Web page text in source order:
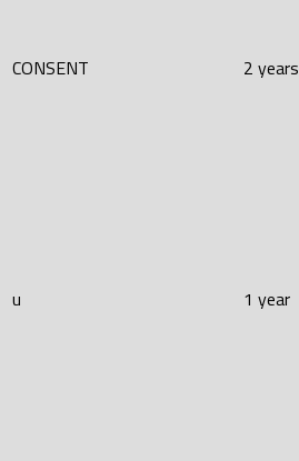
CONSENT 2 years
u 1 year